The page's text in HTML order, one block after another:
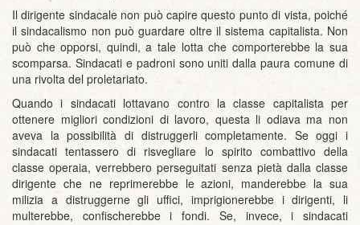
Il dirigente sindacale non può capire questo punto di vista, poiché
il sindacalismo non può guardare oltre il sistema capitalista. Non
può che opporsi, quindi, a tale lotta che comporterebbe la sua
scomparsa. Sindacati e padroni sono uniti dalla paura comune di
una rivolta del proletariato.
Quando i sindacati lottavano contro la classe capitalista per
ottenere migliori condizioni di lavoro, questa li odiava ma non
aveva la possibilità di distruggerli completamente. Se oggi i
sindacati tentassero di risvegliare lo spirito combattivo della
classe operaia, verrebbero perseguitati senza pietà dalla classe
dirigente che ne reprimerebbe le azioni, manderebbe la sua
milizia a distruggerne gli uffici, imprigionerebbe i dirigenti, li
multerebbe, confischerebbe i fondi. Se, invece, i sindacati